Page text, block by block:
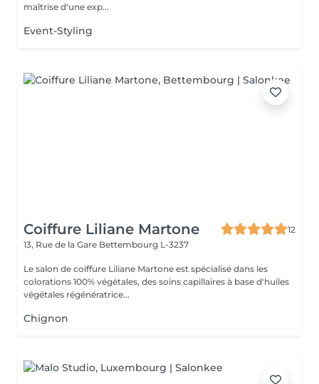
maîtrise d'une exp...
Event-Styling
Coiffure Liliane Martone
12
13, Rue de la Gare Bettembourg L-3237
Le salon de coiffure Liliane Martone est spécialisé dans les
colorations 100% végétales, des soins capillaires à base d'huiles
végétales régénératrice...
Chignon